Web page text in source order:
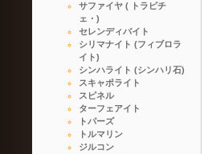
サファイヤ ( トラピチ
ェ・)
セレンディバイト
シリマナイト (フィブロラ
イト)
シンハライト (シンハリ石)
スキャポライト
スピネル
ターフェアイト
トパーズ
トルマリン
ジルコン